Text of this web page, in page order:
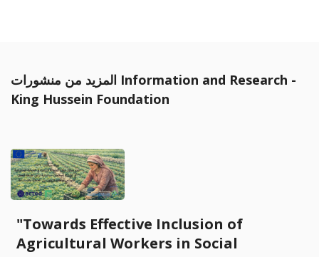
المزيد من منشورات Information and Research -
King Hussein Foundation
"Towards Effective Inclusion of
Agricultural Workers in Social